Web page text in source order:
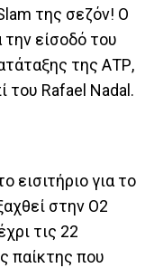
της σεζόν! Ο
είσοδό του
της ΑΤΡ,
του Rafael Nadal.
εισιτήριο για το
στην O2
τις 22
παίκτης που